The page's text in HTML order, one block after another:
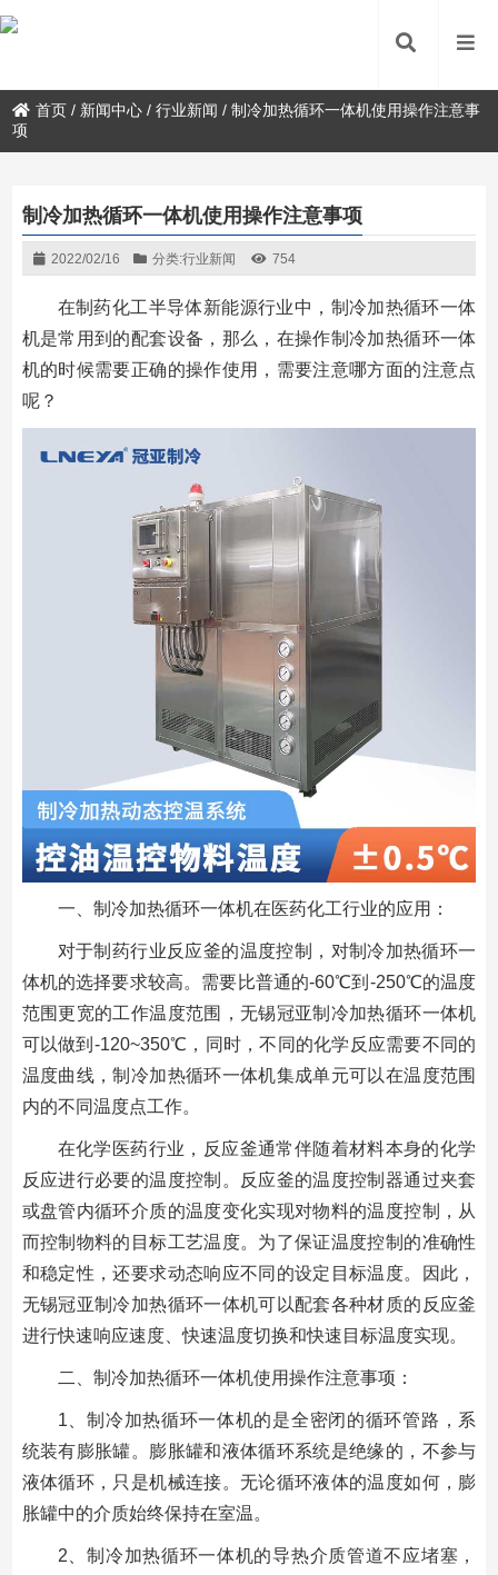
首页 / 新闻中心 /行业新闻 /制冷加热循环一体机使用操作注意事
项
制冷加热循环一体机使用操作注意事项
2022/02/16 分类:行业新闻 754
在制药化工半导体新能源行业中，制冷加热循环一体
机是常用到的配套设备，那么，在操作制冷加热循环一体
机的时候需要正确的操作使用，需要注意哪方面的注意点
呢？
一、制冷加热循环一体机在医药化工行业的应用：
对于制药行业反应釜的温度控制，对制冷加热循环一
体机的选择要求较高。需要比普通的-60℃到-250℃的温度
范围更宽的工作温度范围，无锡冠亚制冷加热循环一体机
可以做到-120~350℃，同时，不同的化学反应需要不同的
温度曲线，制冷加热循环一体机集成单元可以在温度范围
内的不同温度点工作。
在化学医药行业，反应釜通常伴随着材料本身的化学
反应进行必要的温度控制。反应釜的温度控制器通过夹套
或盘管内循环介质的温度变化实现对物料的温度控制，从
而控制物料的目标工艺温度。为了保证温度控制的准确性
和稳定性，还要求动态响应不同的设定目标温度。因此，
无锡冠亚制冷加热循环一体机可以配套各种材质的反应釜
进行快速响应速度、快速温度切换和快速目标温度实现。
二、制冷加热循环一体机使用操作注意事项：
1、制冷加热循环一体机的是全密闭的循环管路，系
统装有膨胀罐。膨胀罐和液体循环系统是绝缘的，不参与
液体循环，只是机械连接。无论循环液体的温度如何，膨
胀罐中的介质始终保持在室温。
2、制冷加热循环一体机的导热介质管道不应堵塞，